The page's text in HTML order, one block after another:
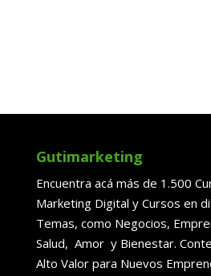
Gutimarketing
Encuentra acá más de 1.500
Marketing Digital y Cursos en
Temas, como Negocios,
Salud, Amor y Bienestar.
Alto Valor para Nuevos